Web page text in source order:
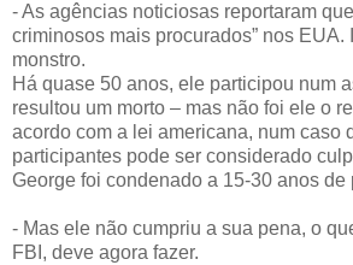
- As agências noticiosas reportaram
criminosos mais procurados” nos EUA.
monstro.
Há quase 50 anos, ele participou num
resultou um morto – mas não foi ele o
acordo com a lei americana, num caso
participantes pode ser considerado
George foi condenado a 15-30 anos de
- Mas ele não cumpriu a sua pena, o
FBI, deve agora fazer.